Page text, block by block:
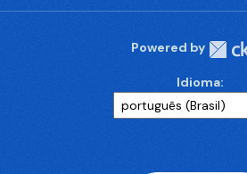
Powered by
Idioma